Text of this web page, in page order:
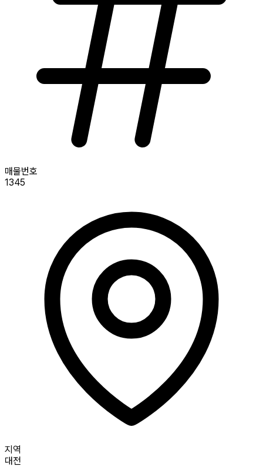
매물번호
1345
지역
대전